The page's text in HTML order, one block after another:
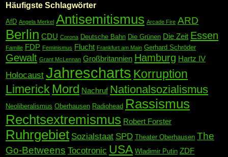
Häufigste Schlagwörter
AfD Angela Merkel Antisemitismus Arcade Fire ARD
Berlin CDU Corona Deutsche Bahn Die Grünen Die Zeit Essen
Familie FDP Feminismus Flucht Frankfurt am Main Gerhard Schröder
Gewalt Grant McLennan Großbritannien Hamburg Hartz IV
Holocaust Jahrescharts Korruption
Limerick Mord Nachruf Nationalsozialismus
Neoliberalismus Oberhausen Radiohead Rassismus
Rechtsextremismus Robert Forster
Ruhrgebiet Sozialstaat SPD Theater Oberhausen The
Go-Betweens Tocotronic USA Wladimir Putin ZDF